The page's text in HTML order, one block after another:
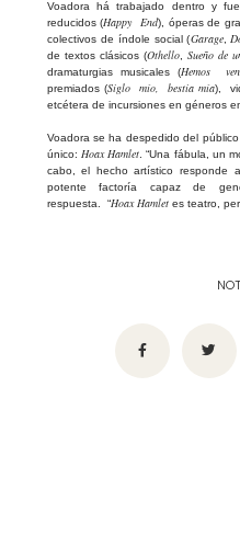
Voadora há trabajado dentro y
reducidos (Happy End), óperas de
colectivos de índole social (Garage,
de textos clásicos (Othello, Sueño de
dramaturgias musicales (Hemos
premiados (Siglo mío, bestia mía),
etcétera de incursiones en géneros
Voadora se ha despedido del
único: Hoax Hamlet . “Una fábula, un
cabo, el hecho artístico responde
potente factoría capaz de
respuesta. “Hoax Hamletes teatro,